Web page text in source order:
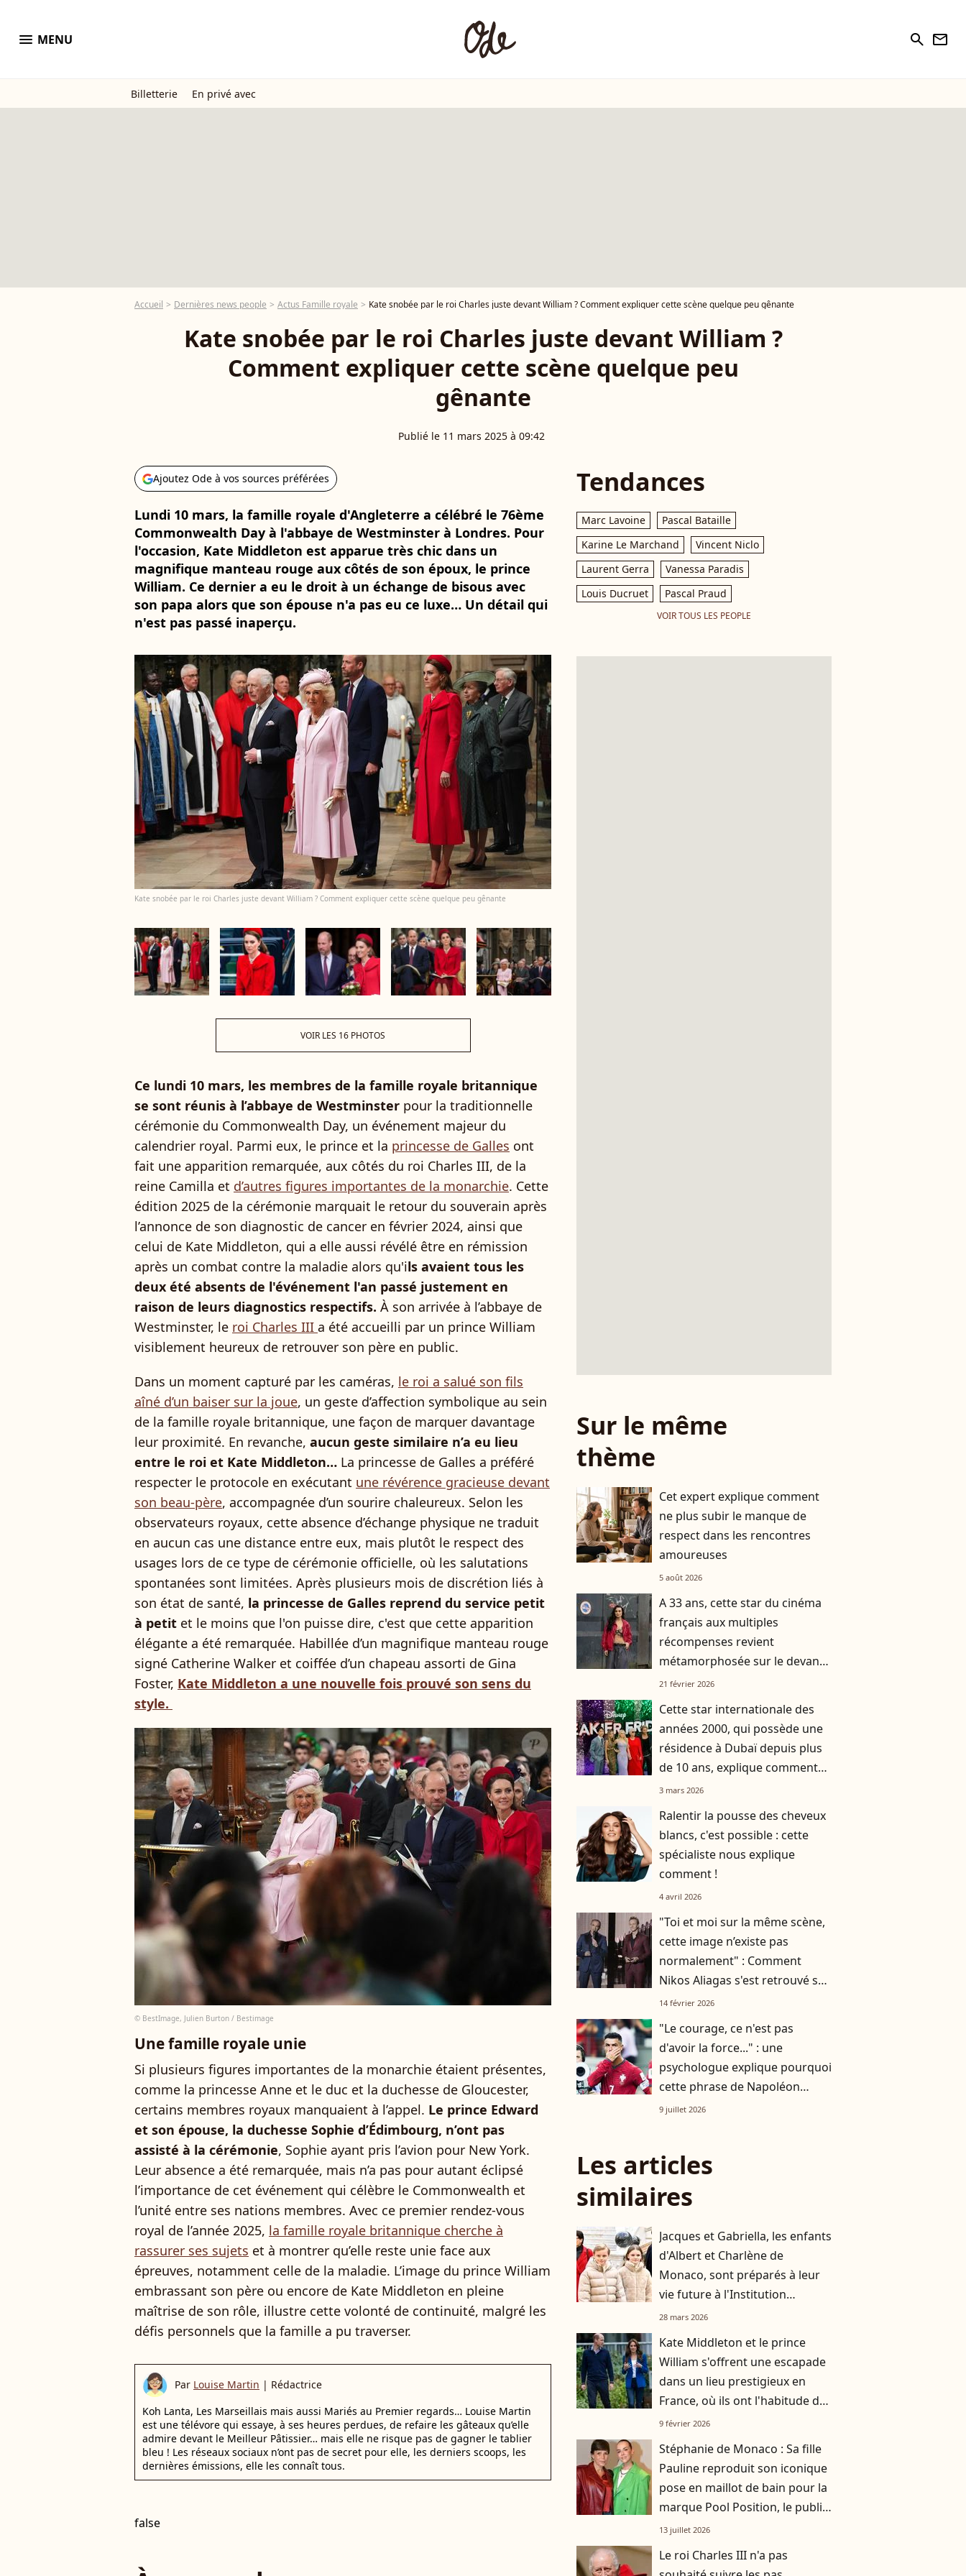
menu MENU search newsletter
Billetterie En privé avec
Accueil Dernières news people Actus Famille royale Kate snobée par le roi Charles juste devant William ? Comment expliquer cette scène quelque peu gênante
Kate snobée par le roi Charles juste devant William ?
Comment expliquer cette scène quelque peu
gênante
Publié le 11 mars 2025 à 09:42
Ajoutez Ode à vos sources préférées
Lundi 10 mars, la famille royale d'Angleterre a célébré le 76ème
Commonwealth Day à l'abbaye de Westminster à Londres. Pour
l'occasion, Kate Middleton est apparue très chic dans un
magnifique manteau rouge aux côtés de son époux, le prince
William. Ce dernier a eu le droit à un échange de bisous avec
son papa alors que son épouse n'a pas eu ce luxe… Un détail qui
n'est pas passé inaperçu.
Kate snobée par le roi Charles juste devant William ? Comment expliquer cette scène quelque peu gênante
VOIR LES 16 PHOTOS
Ce lundi 10 mars, les membres de la famille royale britannique
se sont réunis à l’abbaye de Westminster pour la traditionnelle
cérémonie du Commonwealth Day, un événement majeur du
calendrier royal. Parmi eux, le prince et la princesse de Galles ont
fait une apparition remarquée, aux côtés du roi Charles III, de la
reine Camilla et d’autres figures importantes de la monarchie. Cette
édition 2025 de la cérémonie marquait le retour du souverain après
l’annonce de son diagnostic de cancer en février 2024, ainsi que
celui de Kate Middleton, qui a elle aussi révélé être en rémission
après un combat contre la maladie alors qu'ils avaient tous les
deux été absents de l'événement l'an passé justement en
raison de leurs diagnostics respectifs. À son arrivée à l’abbaye de
Westminster, le roi Charles III a été accueilli par un prince William
visiblement heureux de retrouver son père en public.
Dans un moment capturé par les caméras, le roi a salué son fils
aîné d’un baiser sur la joue, un geste d’affection symbolique au sein
de la famille royale britannique, une façon de marquer davantage
leur proximité. En revanche, aucun geste similaire n’a eu lieu
entre le roi et Kate Middleton… La princesse de Galles a préféré
respecter le protocole en exécutant une révérence gracieuse devant
son beau-père, accompagnée d’un sourire chaleureux. Selon les
observateurs royaux, cette absence d’échange physique ne traduit
en aucun cas une distance entre eux, mais plutôt le respect des
usages lors de ce type de cérémonie officielle, où les salutations
spontanées sont limitées. Après plusieurs mois de discrétion liés à
son état de santé, la princesse de Galles reprend du service petit
à petit et le moins que l'on puisse dire, c'est que cette apparition
élégante a été remarquée. Habillée d’un magnifique manteau rouge
signé Catherine Walker et coiffée d’un chapeau assorti de Gina
Foster, Kate Middleton a une nouvelle fois prouvé son sens du
style.
© BestImage, Julien Burton / Bestimage
Une famille royale unie
Si plusieurs figures importantes de la monarchie étaient présentes,
comme la princesse Anne et le duc et la duchesse de Gloucester,
certains membres royaux manquaient à l’appel. Le prince Edward
et son épouse, la duchesse Sophie d’Édimbourg, n’ont pas
assisté à la cérémonie, Sophie ayant pris l’avion pour New York.
Leur absence a été remarquée, mais n’a pas pour autant éclipsé
l’importance de cet événement qui célèbre le Commonwealth et
l’unité entre ses nations membres. Avec ce premier rendez-vous
royal de l’année 2025, la famille royale britannique cherche à
rassurer ses sujets et à montrer qu’elle reste unie face aux
épreuves, notamment celle de la maladie. L’image du prince William
embrassant son père ou encore de Kate Middleton en pleine
maîtrise de son rôle, illustre cette volonté de continuité, malgré les
défis personnels que la famille a pu traverser.
Par Louise Martin | Rédactrice
Koh Lanta, Les Marseillais mais aussi Mariés au Premier regards… Louise Martin
est une télévore qui essaye, à ses heures perdues, de refaire les gâteaux qu’elle
admire devant le Meilleur Pâtissier… mais elle ne risque pas de gagner le tablier
bleu ! Les réseaux sociaux n’ont pas de secret pour elle, les derniers scoops, les
dernières émissions, elle les connaît tous.
false
Tendances
Marc Lavoine
Pascal Bataille
Karine Le Marchand
Vincent Niclo
Laurent Gerra
Vanessa Paradis
Louis Ducruet
Pascal Praud
VOIR TOUS LES PEOPLE
Sur le même
thème
Cet expert explique comment
ne plus subir le manque de
respect dans les rencontres
amoureuses
5 août 2026
A 33 ans, cette star du cinéma
français aux multiples
récompenses revient
métamorphosée sur le devant
de la scène
21 février 2026
Cette star internationale des
années 2000, qui possède une
résidence à Dubaï depuis plus
de 10 ans, explique comment
elle vit en ce moment
3 mars 2026
Ralentir la pousse des cheveux
blancs, c'est possible : cette
spécialiste nous explique
comment !
4 avril 2026
"Toi et moi sur la même scène,
cette image n’existe pas
normalement" : Comment
Nikos Aliagas s'est retrouvé sur
France 2 aux côtés de Cyril
14 février 2026
"Le courage, ce n'est pas
d'avoir la force..." : une
psychologue explique pourquoi
cette phrase de Napoléon
Bonaparte est si juste
9 juillet 2026
Les articles
similaires
Jacques et Gabriella, les enfants
d'Albert et Charlène de
Monaco, sont préparés à leur
vie future à l'Institution
François d'Assise-Nicolas Barré
28 mars 2026
Kate Middleton et le prince
William s'offrent une escapade
dans un lieu prestigieux en
France, où ils ont l'habitude de
se rendre avec leurs trois
9 février 2026
Stéphanie de Monaco : Sa fille
Pauline reproduit son iconique
pose en maillot de bain pour la
marque Pool Position, le public
conquis
13 juillet 2026
Le roi Charles III n'a pas